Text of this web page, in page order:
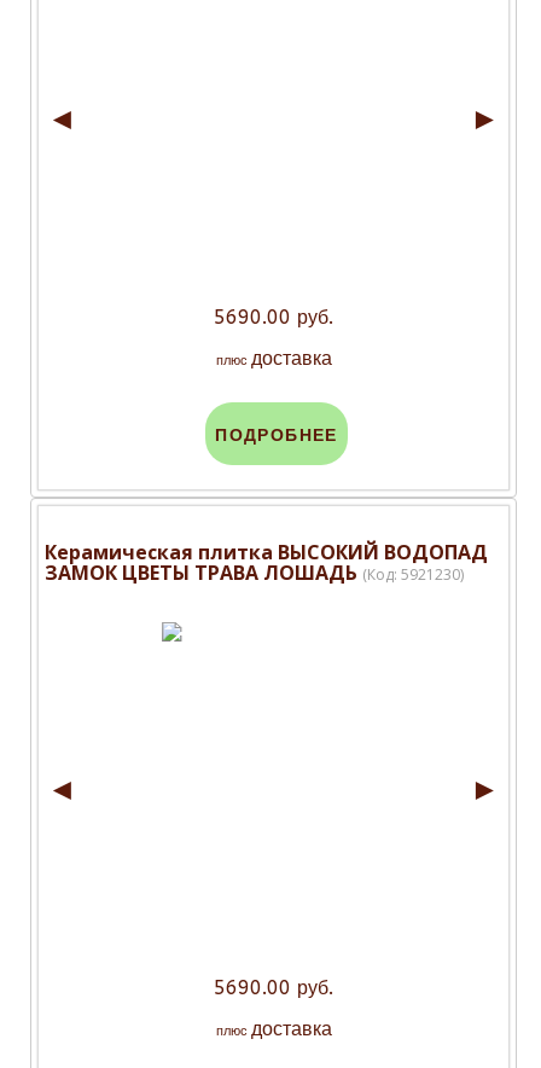
◄ ►
5690.00 руб.
плюс доставка
ПОДРОБНЕЕ
Керамическая плитка ВЫСОКИЙ ВОДОПАД
ЗАМОК ЦВЕТЫ ТРАВА ЛОШАДЬ (Код: 5921230)
◄ ►
5690.00 руб.
плюс доставка